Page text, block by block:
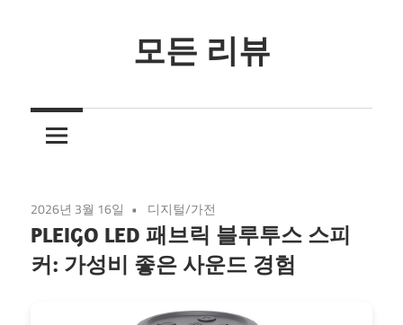
모든 리뷰
줄
뷰
2026년 3월 16일 디지털/가전
PLEIGO LED 패브릭 블루투스 스피
커: 가성비 좋은 사운드 경험